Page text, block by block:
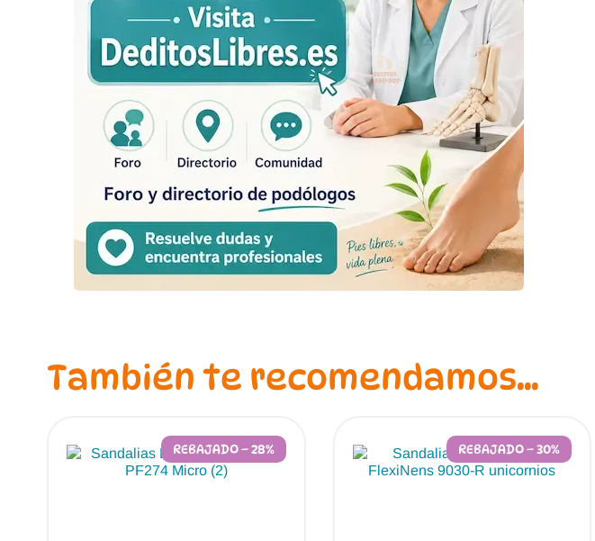
También te recomendamos…
REBAJADO – 28% REBAJADO – 30%